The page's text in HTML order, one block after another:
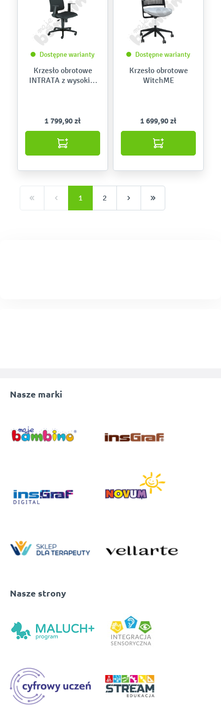
Dostępne warianty
Krzesło obrotowe
INTRATA z wysokim
1 799,90 zł
Dostępne warianty
Krzesło obrotowe
WitchME
1 699,90 zł
1 2
Nasze marki
Nasze strony